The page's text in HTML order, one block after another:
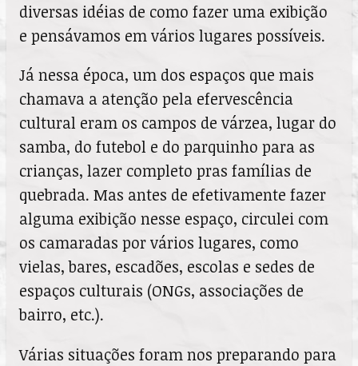
diversas idéias de como fazer uma exibição
e pensávamos em vários lugares possíveis.
Já nessa época, um dos espaços que mais
chamava a atenção pela efervescência
cultural eram os campos de várzea, lugar do
samba, do futebol e do parquinho para as
crianças, lazer completo pras famílias de
quebrada. Mas antes de efetivamente fazer
alguma exibição nesse espaço, circulei com
os camaradas por vários lugares, como
vielas, bares, escadões, escolas e sedes de
espaços culturais (ONGs, associações de
bairro, etc.).
Várias situações foram nos preparando para